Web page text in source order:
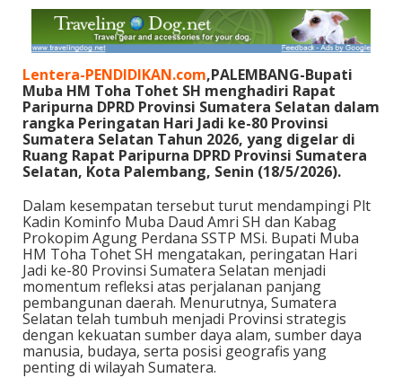
Lentera-PENDIDIKAN.com,PALEMBANG-Bupati
Muba HM Toha Tohet SH menghadiri Rapat
Paripurna DPRD Provinsi Sumatera Selatan dalam
rangka Peringatan Hari Jadi ke-80 Provinsi
Sumatera Selatan Tahun 2026, yang digelar di
Ruang Rapat Paripurna DPRD Provinsi Sumatera
Selatan, Kota Palembang, Senin (18/5/2026).
Dalam kesempatan tersebut turut mendampingi Plt
Kadin Kominfo Muba Daud Amri SH dan Kabag
Prokopim Agung Perdana SSTP MSi. Bupati Muba
HM Toha Tohet SH mengatakan, peringatan Hari
Jadi ke-80 Provinsi Sumatera Selatan menjadi
momentum refleksi atas perjalanan panjang
pembangunan daerah. Menurutnya, Sumatera
Selatan telah tumbuh menjadi Provinsi strategis
dengan kekuatan sumber daya alam, sumber daya
manusia, budaya, serta posisi geografis yang
penting di wilayah Sumatera.